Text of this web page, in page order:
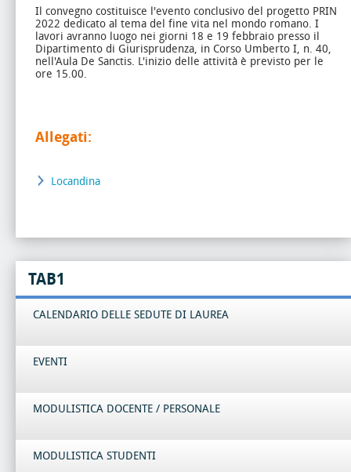
Il convegno costituisce l'evento conclusivo del progetto PRIN
2022 dedicato al tema del fine vita nel mondo romano. I
lavori avranno luogo nei giorni 18 e 19 febbraio presso il
Dipartimento di Giurisprudenza, in Corso Umberto I, n. 40,
nell'Aula De Sanctis. L'inizio delle attività è previsto per le
ore 15.00.
Allegati:
Locandina
TAB1
CALENDARIO DELLE SEDUTE DI LAUREA
EVENTI
MODULISTICA DOCENTE / PERSONALE
MODULISTICA STUDENTI